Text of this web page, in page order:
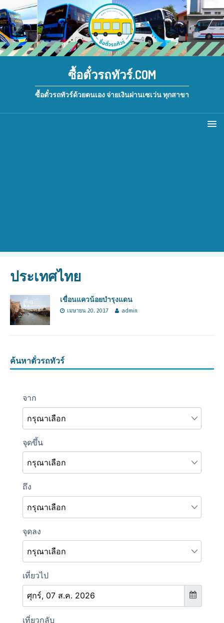
ซื้อตั๋วรถทัวร์.COM
ซื้อตั๋วรถทัวร์ด้วยตนเอง จ่ายเงินผ่านเซเว่น ทุกสาขา
ประเทศไทย
เขื่อนแควน้อยบำรุงแดน
เมษายน 20, 2017 admin
ค้นหาตั๋วรถทัวร์